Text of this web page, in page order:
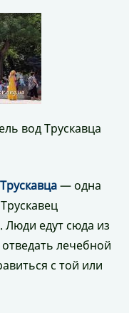
вод Трускавца
— одна
Люди едут сюда из
лечебной
с той или